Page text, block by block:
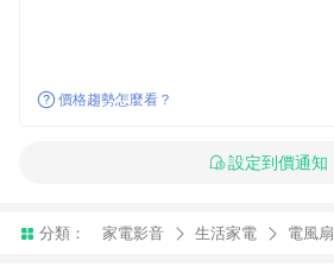
價格趨勢怎麼看？
設定到價通知
分類： 家電影音 生活家電 電風扇